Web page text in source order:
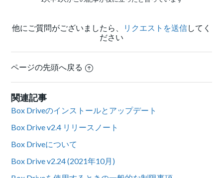
他にご質問がございましたら、 リクエストを送信してく
ださい
ページの先頭へ戻る
関連記事
Box Driveのインストールとアップデート
Box Drive v2.4 リリースノート
Box Driveについて
Box Drive v2.24 (2021年10月)